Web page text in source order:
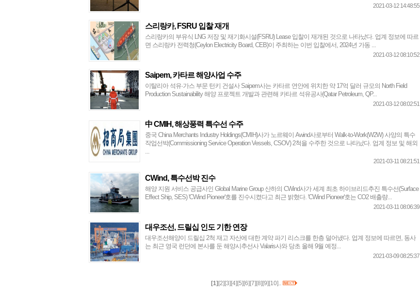
2021-03-12 14:48:55
스리랑카, FSRU 입찰 재개
스리랑카의 부유식 LNG 저장 및 재기화시설(FSRU) Lease 입찰이 재개된 것으로 나타났다. 업계 정보에 따르
면 스리랑카 전력청(Ceylon Electricity Board, CEB)이 주최하는 이번 입찰에서, 2024년 가동 ...
2021-03-12 08:10:52
Saipem, 카타르 해양사업 수주
이탈리아 석유·가스 부문 턴키 건설사 Saipem사는 카타르 연안에 위치한 약 17억 달러 규모의 North Field
Production Sustainability 해양 프로젝트 개발과 관련해 카타르 석유공사(Qatar Petroleum, QP...
2021-03-12 08:02:51
中 CMIH, 해상풍력 특수선 수주
중국 China Merchants Industry Holdings(CMIH)사가 노르웨이 Awind사로부터 Walk-to-Work(W2W) 사양의 특수
작업선박(Commissioning Service Operation Vessels, CSOV) 2척을 수주한 것으로 나타났다. 업계 정보 및 해외
...
2021-03-11 08:21:51
CWind, 특수선박 진수
해양 지원 서비스 공급사인 Global Marine Group 산하의 CWind사가 세계 최초 하이브리드추진 특수선(Surface
Effect Ship, SES) 'CWind Pioneer'호를 진수시켰다고 최근 밝혔다. 'CWind Pioneer'호는 CO2 배출량...
2021-03-11 08:06:39
대우조선, 드릴십 인도 기한 연장
대우조선해양이 드릴십 2척 재고 자산에 대한 계약 파기 리스크를 한층 덜어냈다. 업계 정보에 따르면, 동사
는 최근 영국 런던에 본사를 둔 해양시추선사 Valaris사와 당초 올해 9월 예정...
2021-03-09 08:25:37
[1] [2][3][4][5][6][7][8][9][10]..